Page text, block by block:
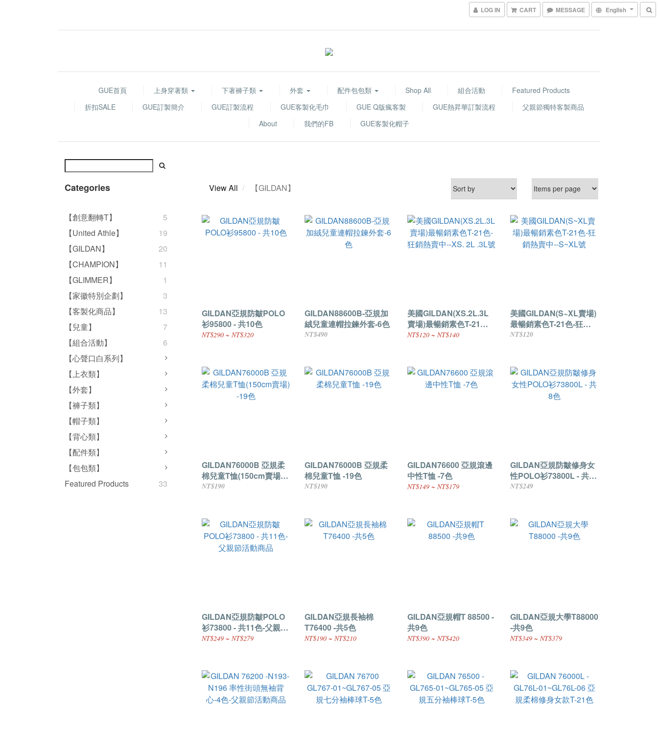
LOG IN CART MESSAGE English
GUE首頁 上身穿著類 下著褲子類 外套 配件包包類 Shop All 組合活動
Featured Products
折扣SALE
GUE訂製簡介 GUE訂製流程 GUE客製化毛巾 GUE Q版瘋客製 GUE熱昇華訂製流程
父親節獨特客製商品
About
我們的FB GUE客製化帽子
Categories
【創意翻轉T】
5
【United Athle】
19
【GILDAN】
20
【CHAMPION】
11
【GLIMMER】
1
【家徽特別企劃】
3
【客製化商品】
13
【兒童】
7
【組合活動】
6
【心聲口白系列】
【上衣類】
【外套】
【褲子類】
【帽子類】
【背心類】
【配件類】
【包包類】
Featured Products
33
View All 【GILDAN】
GILDAN亞規防皺POLO
衫95800 - 共10色
NT$290 ~ NT$320
GILDAN88600B-亞規加
絨兒童連帽拉鍊外套-6色
NT$490
美國GILDAN(XS.2L.3L
賣場)最暢銷素色T-21色-
狂銷熱賣中--XS. 2L .3L
NT$120 ~ NT$140
美國GILDAN(S~XL賣場)
最暢銷素色T-21色-狂銷
熱賣中--S~XL號
NT$120
GILDAN76000B 亞規柔
棉兒童T恤(150cm賣場)
-19色
NT$190
GILDAN76000B 亞規柔
棉兒童T恤 -19色
NT$190
GILDAN76600 亞規滾邊
中性T恤 -7色
NT$149 ~ NT$179
GILDAN亞規防皺修身女
性POLO衫73800L - 共8
色
NT$249
GILDAN亞規防皺POLO
衫73800 - 共11色-父親節
活動商品
NT$249 ~ NT$279
GILDAN亞規長袖棉
T76400 -共5色
NT$190 ~ NT$210
GILDAN亞規帽T 88500 -
共9色
NT$390 ~ NT$420
GILDAN亞規大學T88000
-共9色
NT$349 ~ NT$379